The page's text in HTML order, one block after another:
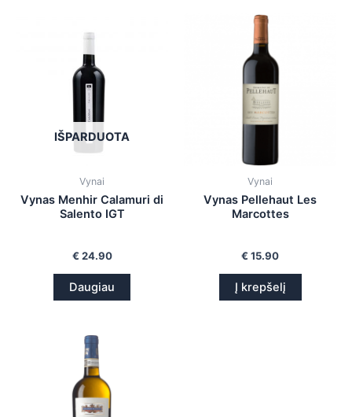
IŠPARDUOTA
Vynai
Vynas Menhir Calamuri di
Salento IGT
€ 24.90
Daugiau
Vynai
Vynas Pellehaut Les
Marcottes
€ 15.90
Į krepšelį